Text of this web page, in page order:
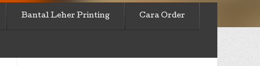
Bantal Leher Printing Cara Order